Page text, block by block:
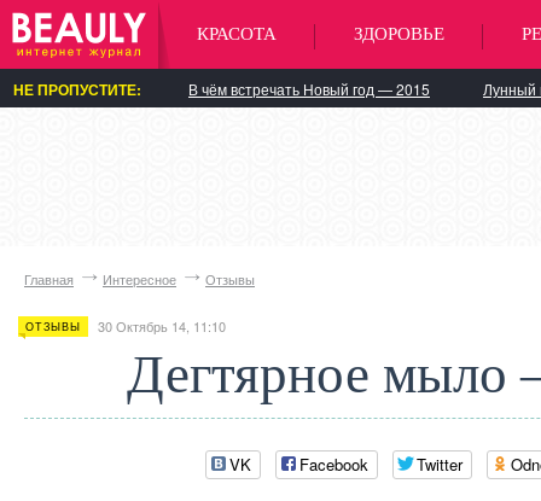
КРАСОТА ЗДОРОВЬЕ
НЕ ПРОПУСТИТЕ: В чём встречать Новый год — 2015 Лунный
Главная Интересное Отзывы
ОТЗЫВЫ 30 Октябрь 14, 11:10
Дегтярное мыло
VK Facebook Twitter